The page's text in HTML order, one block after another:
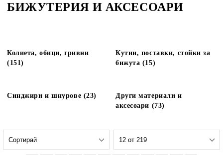
БИЖУТЕРИЯ И АКСЕСОАРИ
Колиета, обици, гривни
(151)
Кутии, поставки, стойки за
бижута (15)
Синджири и шнурове (23)
Други материали и
аксесоари (73)